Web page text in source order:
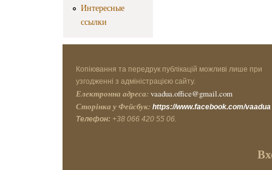
Интересные
ссылки
Копіювання та передрук публікацій можливі лише при
узгодженні з адміністрацією сайту.
Електронна адреса: vaadua.office@gmail.com
Сторінка у Фейсбук: https://www.facebook.com/vaadua
Телефон: +38 066 420 55 06.